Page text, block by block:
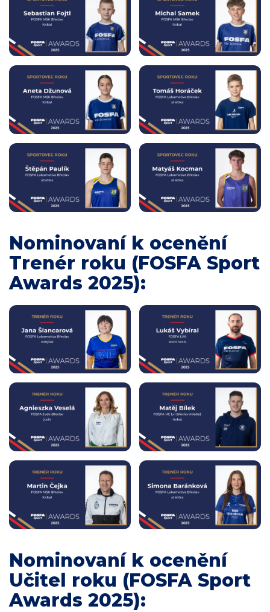
Nominovaní k ocenění
Trenér roku (FOSFA Sport
Awards 2025):
Nominovaní k ocenění
Učitel roku (FOSFA Sport
Awards 2025):